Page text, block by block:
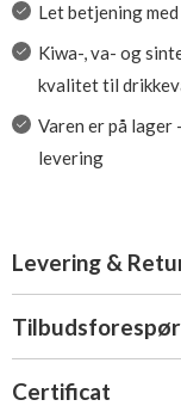
Let betjening
Kiwa-, va- og
kvalitet til
Varen er på
levering
Levering &
Certificat